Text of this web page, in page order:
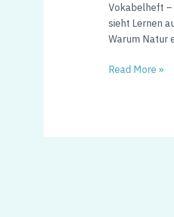
Vokabelheft –
sieht Lernen
Warum Natur
Read More »